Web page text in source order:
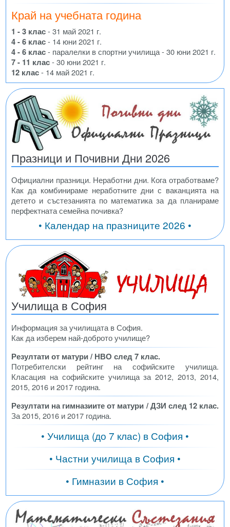
Край на учебната година
1 - 3 клас- 31 май 2021 г.
4 - 6 клас- 14 юни 2021 г.
4 - 6 клас- паралелки в спортни училища - 30 юни 2021 г.
7 - 11 клас- 30 юни 2021 г.
12 клас- 14 май 2021 г.
Празници и Почивни Дни 2026
Официални празници. Неработни дни. Кога отработваме?
Как да комбинираме неработните дни с ваканцията на
детето и състезанията по математика за да планираме
перфектната семейна почивка?
• Календар на празниците 2026 •
Училища в София
Информация за училищата в София.
Как да изберем най-доброто училище?
Резултати от матури / НВО след 7 клас.
Потребителски рейтинг на софийските училища.
Класация на софийските училища за 2012, 2013, 2014,
2015, 2016 и 2017 година.
Резултати на гимназиите от матури / ДЗИ след 12 клас.
За 2015, 2016 и 2017 година.
• Училища (до 7 клас) в София •
• Частни училища в София •
• Гимназии в София •